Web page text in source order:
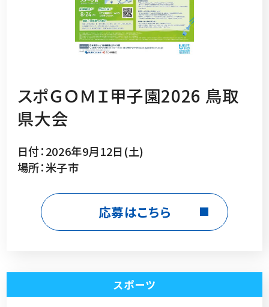
スポＧＯＭＩ甲子園2026 鳥取
県大会
日付：2026年9月12日(土)
場所：米子市
応募はこちら
スポーツ